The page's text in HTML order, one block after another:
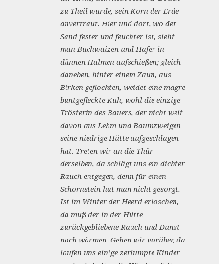
zu Theil wurde, sein Korn der Erde
anvertraut. Hier und dort, wo der
Sand fester und feuchter ist, sieht
man Buchwaizen und Hafer in
dünnen Halmen aufschießen; gleich
daneben, hinter einem Zaun, aus
Birken geflochten, weidet eine magre
buntgefleckte Kuh, wohl die einzige
Trösterin des Bauers, der nicht weit
davon aus Lehm und Baumzweigen
seine niedrige Hütte aufgeschlagen
hat. Treten wir an die Thür
derselben, da schlägt uns ein dichter
Rauch entgegen, denn für einen
Schornstein hat man nicht gesorgt.
Ist im Winter der Heerd erloschen,
da muß der in der Hütte
zurückgebliebene Rauch und Dunst
noch wärmen. Gehen wir vorüber, da
laufen uns einige zerlumpte Kinder